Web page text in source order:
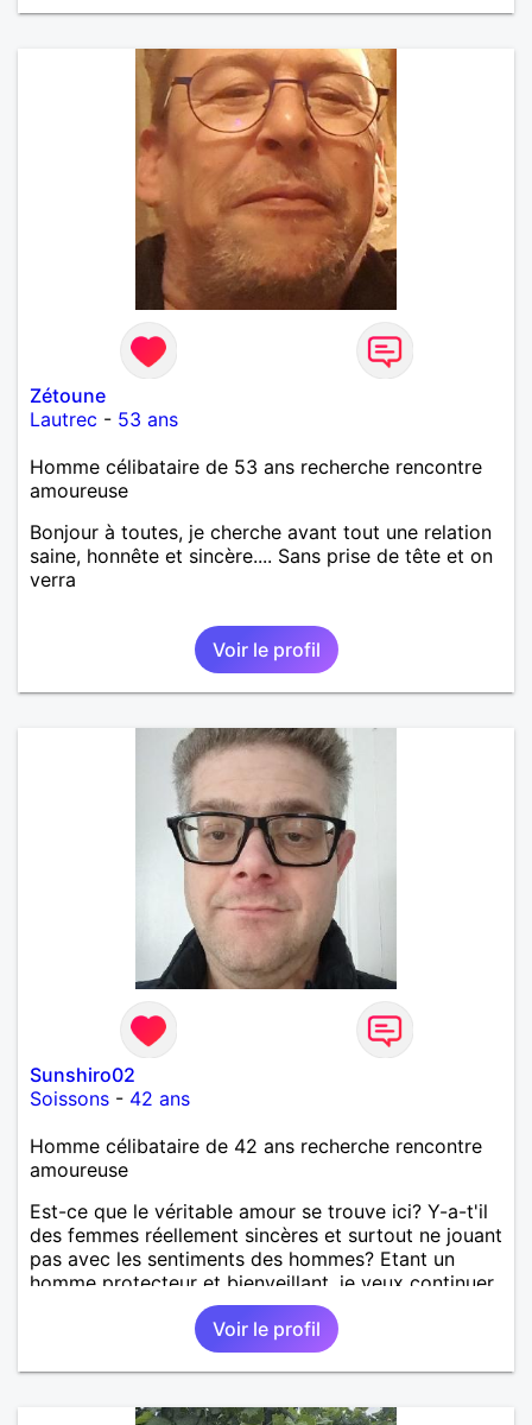
Zétoune
Lautrec - 53 ans
Homme célibataire de 53 ans recherche rencontre
amoureuse
Bonjour à toutes, je cherche avant tout une relation
saine, honnête et sincère.... Sans prise de tête et on
verra
Voir le profil
Sunshiro02
Soissons - 42 ans
Homme célibataire de 42 ans recherche rencontre
amoureuse
Est-ce que le véritable amour se trouve ici? Y-a-t'il
des femmes réellement sincères et surtout ne jouant
pas avec les sentiments des hommes? Etant un
homme protecteur et bienveillant, je veux continuer
d'y croire et pouvoir enfin former la petite famille
que je désir temps. Faux profil, profiteuse et autres
joyeuseté passer votre chemin, vous ne
m'intéressez pas du tout!
Voir le profil